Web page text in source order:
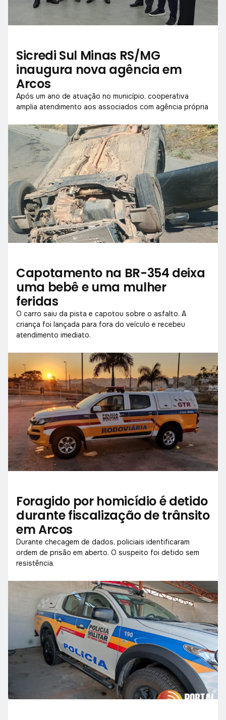
Sicredi Sul Minas RS/MG
inaugura nova agência em
Arcos
Após um ano de atuação no município, cooperativa
amplia atendimento aos associados com agência própria
Capotamento na BR-354 deixa
uma bebê e uma mulher
feridas
O carro saiu da pista e capotou sobre o asfalto. A
criança foi lançada para fora do veículo e recebeu
atendimento imediato.
Foragido por homicídio é detido
durante fiscalização de trânsito
em Arcos
Durante checagem de dados, policiais identificaram
ordem de prisão em aberto. O suspeito foi detido sem
resistência.